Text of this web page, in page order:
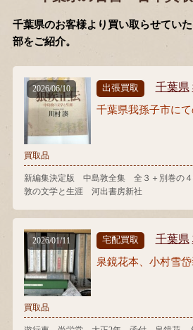
千葉県のお客様より買い取らせてい
部をご紹介。
出張買取 千葉県
千葉県我孫子市に
買取品
新編集決定版 中島敦全集 全３＋別巻の
敦の文学と生涯 河出書房新社
2026/06/10
宅配買取 千葉県
泉鏡花本、小村雪
買取品
2026/01/11